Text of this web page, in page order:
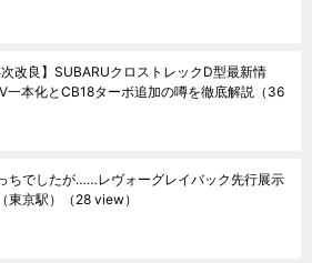
次改良】SUBARUクロストレックD型最新情
一本化とCB18ターボ追加の噂を徹底解説 （36
ちでしたが……レヴォーグレイバック先行展示
東京駅）
（28 view）